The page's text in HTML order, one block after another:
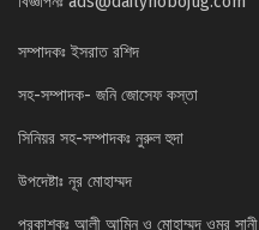
সম্পাদকঃ ইসরাত রশিদ
সহ-সম্পাদক- জনি জোসেফ কস্তা
সিনিয়র সহ-সম্পাদকঃ নুরুল হুদা
উপদেষ্টাঃ নূর মোহাম্মদ
প্রকাশকঃ আলী আমিন ও মোহাম্মদ ওমর সানী